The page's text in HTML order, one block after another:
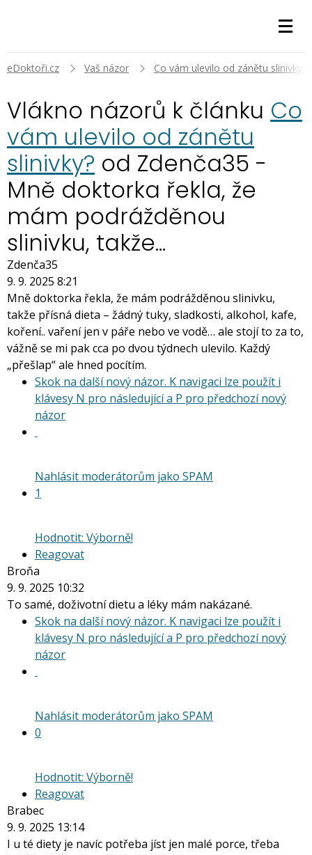
eDoktoři.cz Vaš názor Co vám ulevilo od zánětu slinivky?
Vlákno názorů k článku Co
vám ulevilo od zánětu
slinivky? od Zdenča35 -
Mně doktorka řekla, že
mám podrážděnou
slinivku, takže...
Zdenča35
9. 9. 2025 8:21
Mně doktorka řekla, že mám podrážděnou slinivku,
takže přísná dieta – žádný tuky, sladkosti, alkohol, kafe,
koření.. vaření jen v páře nebo ve vodě… ale stojí to za to,
vážně se mi pak cca po dvou týdnech ulevilo. Každý
„přešlap“ ale hned pocítím.
Skok na další nový názor. K navigaci lze použít i
klávesy N pro následující a P pro předchozí nový
názorSkok
názor.
lze
použít
i
klávesy
N
následující
a
P
nový
Nahlásit moderátorům jako SPAM
1
Hodnotit: Výborně!
Reagovat
Broňa
9. 9. 2025 10:32
To samé, doživotní dietu a léky mám nakázané.
Skok na další nový názor. K navigaci lze použít i
klávesy N pro následující a P pro předchozí nový
názorSkok
názor.
lze
použít
i
klávesy
N
Nahlásit moderátorům jako SPAM
0
Hodnotit: Výborně!
Reagovat
Brabec
9. 9. 2025 13:14
I u té diety je navíc potřeba jíst jen malé porce, třeba